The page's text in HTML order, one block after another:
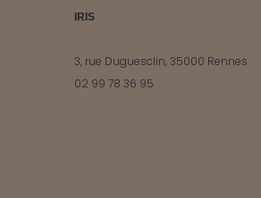
IRIS
3, rue Duguesclin, 35000 Rennes
02 99 78 36 95